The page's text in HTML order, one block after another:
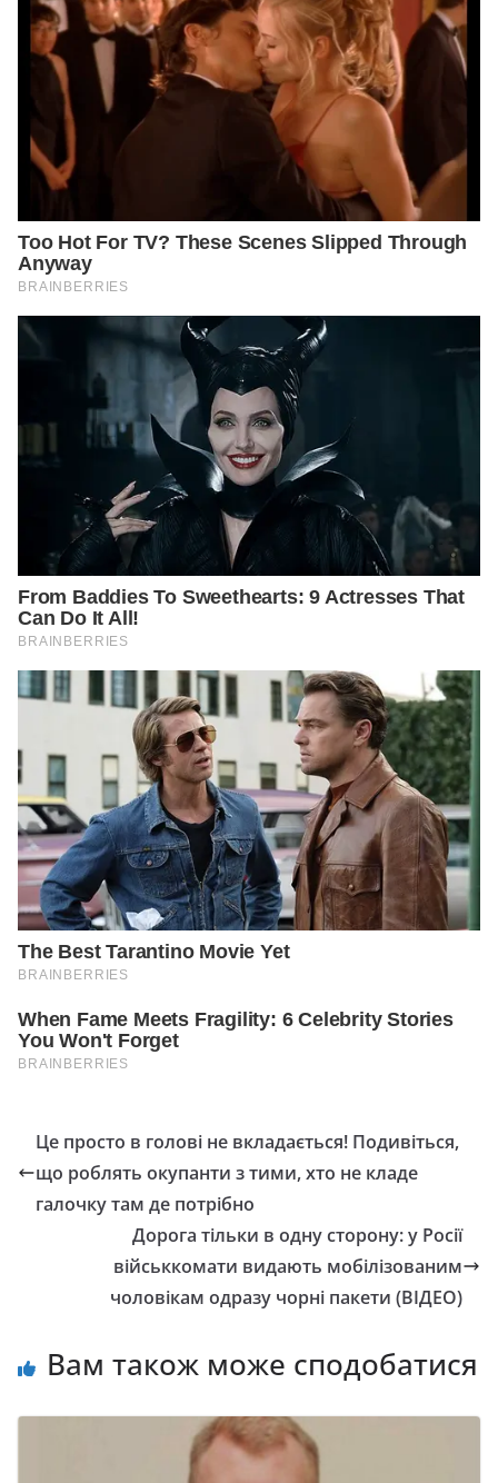
Це просто в голові не вкладається! Подивіться,
що роблять окупанти з тими, хто не кладе
галочку там де потрібно
Дорога тільки в одну сторону: у Росії
військкомати видають мобілізованим
чоловікам одразу чорні пакети (ВІДЕО)
Вам також може сподобатися